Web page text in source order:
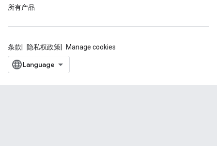
所有产品
条款 隐私权政策 Manage cookies